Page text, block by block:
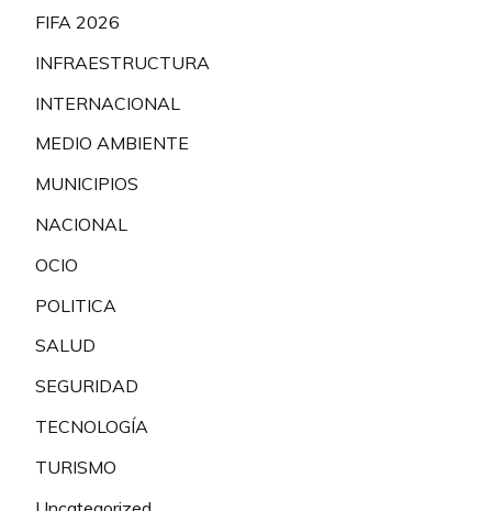
FIFA 2026
INFRAESTRUCTURA
INTERNACIONAL
MEDIO AMBIENTE
MUNICIPIOS
NACIONAL
OCIO
POLITICA
SALUD
SEGURIDAD
TECNOLOGÍA
TURISMO